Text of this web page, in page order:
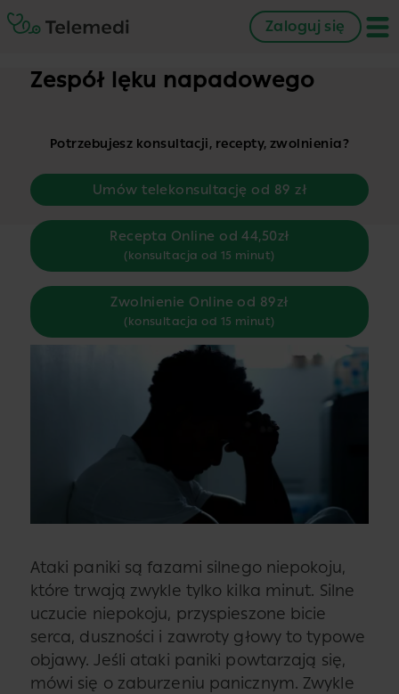
Zaloguj się
Zespół lęku napadowego
Potrzebujesz konsultacji, recepty, zwolnienia?
Umów telekonsultację od 89 zł
Recepta Online od 44,50zł
(konsultacja od 15 minut)
Zwolnienie Online od 89zł
(konsultacja od 15 minut)
Ataki paniki są fazami silnego niepokoju,
które trwają zwykle tylko kilka minut. Silne
uczucie niepokoju, przyspieszone bicie
serca, duszności i zawroty głowy to typowe
objawy. Jeśli ataki paniki powtarzają się,
mówi się o zaburzeniu panicznym. Zwykle